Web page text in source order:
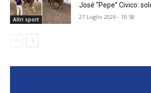
Altri sport
José “Pepe” Civico:
27 Luglio 2026 - 10:58